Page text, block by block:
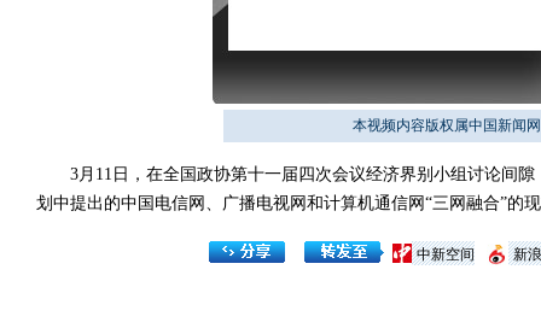
本视频内容版权属中国新闻
3月11日，在全国政协第十一届四次会议经济界别小组讨论间隙
划中提出的中国电信网、广播电视网和计算机通信网“三网融合”的
新
中新空间